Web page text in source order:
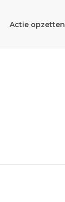
Actie opzetten